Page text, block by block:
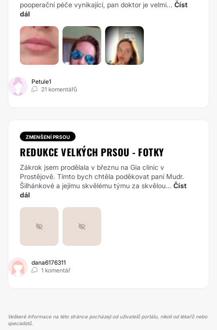
pooperační péče vynikající, pan doktor je velmi... Číst
dál
Petule1
21 komentářů
ZMENŠENÍ PRSOU
REDUKCE VELKÝCH PRSOU - FOTKY
Zákrok jsem prodělala v březnu na Gia clinic v
Prostějově. Tímto bych chtěla poděkovat paní Mudr.
Šilhánkové a jejímu skvělému týmu za skvělou... Číst
dál
dana6176311
1 komentář
Veškeré informace na této stránce pocházejí od uživatelů portálu, nikoli od lékařů nebo
specialistů.